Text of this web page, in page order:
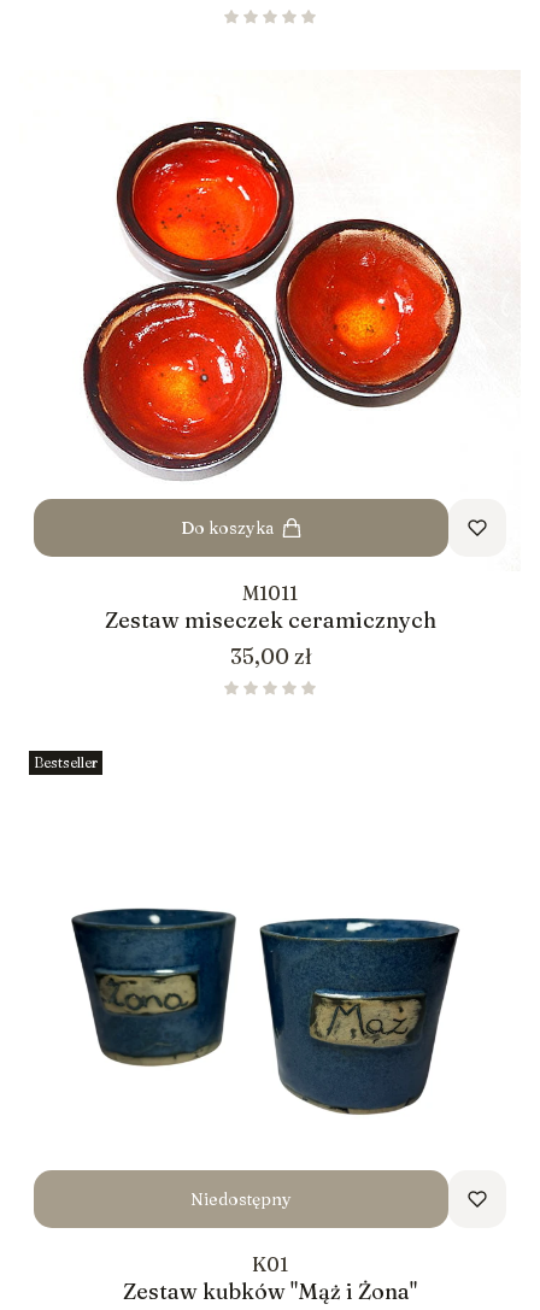
Do koszyka
M1011
Zestaw miseczek ceramicznych
Cena
35,00 zł
Bestseller
Niedostępny
K01
Zestaw kubków "Mąż i Żona"